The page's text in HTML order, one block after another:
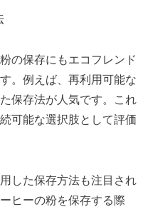
の保存にもエコフレンド
。例えば、再利用可能な
保存法が人気です。これ
可能な選択肢として評価
した保存方法も注目され
ヒーの粉を保存する際